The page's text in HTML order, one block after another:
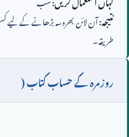
نتیجہ:آن لائن بھروسہ بڑھانے کے لیے
طریقہ۔
روزمرہ کے حساب کتاب (